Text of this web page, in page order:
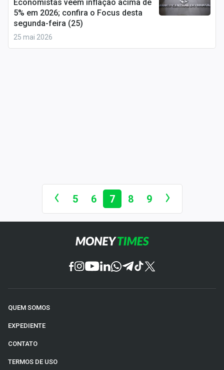
Economistas veem inflação acima de
5% em 2026; confira o Focus desta
segunda-feira (25)
25 mai 2026
5 6 7 8 9
QUEM SOMOS
EXPEDIENTE
CONTATO
TERMOS DE USO